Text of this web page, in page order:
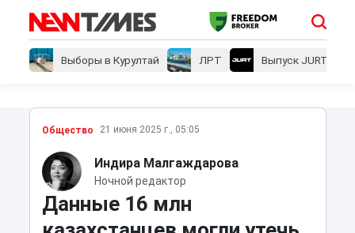
Выборы в Курултай ЛРТ Выпуск JURT
Общество 21 июня 2025 г., 05:05
Индира Малгаждарова
Ночной редактор
Данные 16 млн